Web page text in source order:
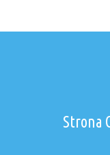
Strona